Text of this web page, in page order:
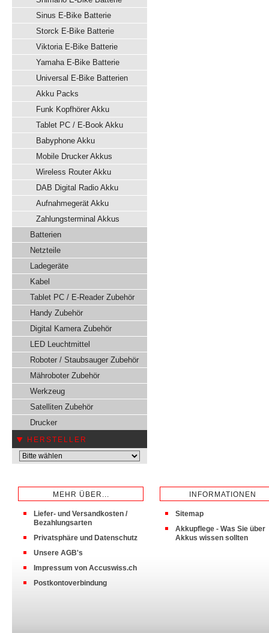
Sinus E-Bike Batterie
Storck E-Bike Batterie
Viktoria E-Bike Batterie
Yamaha E-Bike Batterie
Universal E-Bike Batterien
Akku Packs
Funk Kopfhörer Akku
Tablet PC / E-Book Akku
Babyphone Akku
Mobile Drucker Akkus
Wireless Router Akku
DAB Digital Radio Akku
Aufnahmegerät Akku
Zahlungsterminal Akkus
Batterien
Netzteile
Ladegeräte
Kabel
Tablet PC / E-Reader Zubehör
Handy Zubehör
Digital Kamera Zubehör
LED Leuchtmittel
Roboter / Staubsauger Zubehör
Mähroboter Zubehör
Werkzeug
Satelliten Zubehör
Drucker
HERSTELLER
MEHR ÜBER...
Liefer- und Versandkosten /
Bezahlungsarten
Privatsphäre und Datenschutz
Unsere AGB's
Impressum von Accuswiss.ch
Postkontoverbindung
INFORMATIONEN
Sitemap
Akkupflege - Was Sie über
Akkus wissen sollten